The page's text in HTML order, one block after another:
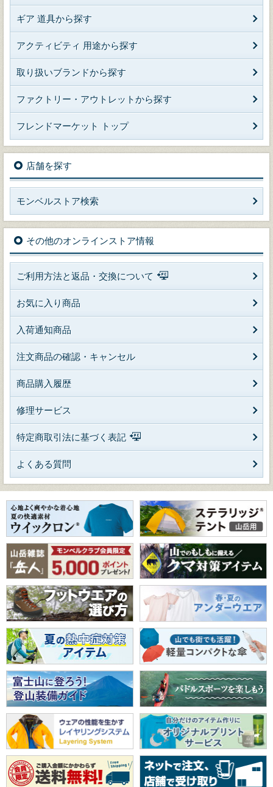
ギア 道具から探す
アクティビティ 用途から探す
取り扱いブランドから探す
ファクトリー・アウトレットから探す
フレンドマーケット トップ
店舗を探す
モンベルストア検索
その他のオンラインストア情報
ご利用方法と返品・交換について
お気に入り商品
入荷通知商品
注文商品の確認・キャンセル
商品購入履歴
修理サービス
特定商取引法に基づく表記
よくある質問